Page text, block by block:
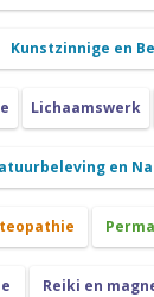
Kunstzinnige en
Lichaamswerk
en
Reiki en